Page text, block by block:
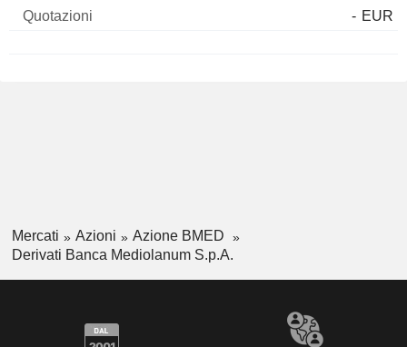
- EUR
Mercati Azioni
Azione BMED
Derivati Banca Mediolanum S.p.A.